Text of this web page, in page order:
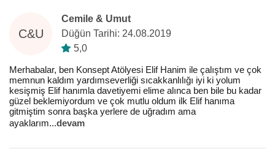
C&U
Cemile & Umut
Düğün Tarihi: 24.08.2019
5,0
Merhabalar, ben Konsept Atölyesi Elif Hanim ile çalıştım ve çok
memnun kaldım yardımseverliği sıcakkanlılığı iyi ki yolum
kesişmiş Elif hanımla davetiyemi elime alınca ben bile bu kadar
güzel beklemiyordum ve çok mutlu oldum ilk Elif hanıma
gitmiştim sonra başka yerlere de uğradım ama
ayaklarım...devam